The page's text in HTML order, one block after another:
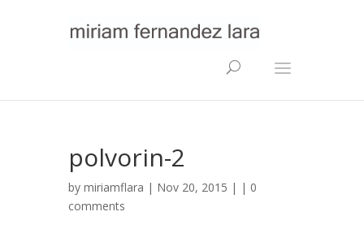
polvorin-2
by miriamflara | Nov 20, 2015 | | 0
comments